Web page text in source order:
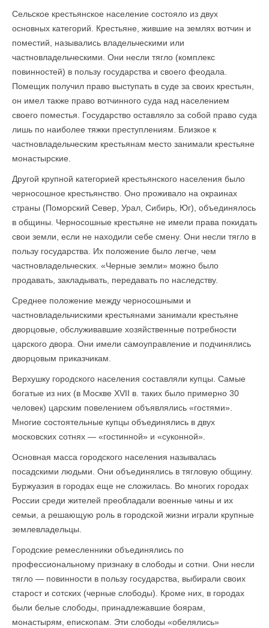
Сельское крестьянское население состояло из двух
основных категорий. Крестьяне, жившие на землях вотчин и
поместий, назывались владельческими или
частновладельческими. Они несли тягло (комплекс
повинностей) в пользу государства и своего феодала.
Помещик получил право выступать в суде за своих крестьян,
он имел также право вотчинного суда над населением
своего поместья. Государство оставляло за собой право суда
лишь по наиболее тяжки преступлениям. Близкое к
частновладельческим крестьянам место занимали крестьяне
монастырские.
Другой крупной категорией крестьянского населения было
черносошное крестьянство. Оно проживало на окраинах
страны (Поморский Север, Урал, Сибирь, Юг), объединялось
в общины. Черносошные крестьяне не имели права покидать
свои земли, если не находили себе смену. Они несли тягло в
пользу государства. Их положение было легче, чем
частновладельческих. «Черные земли» можно было
продавать, закладывать, передавать по наследству.
Среднее положение между черносошными и
частновладельчискими крестьянами занимали крестьяне
дворцовые, обслуживавшие хозяйственные потребности
царского двора. Они имели самоуправление и подчинялись
дворцовым приказчикам.
Верхушку городского населения составляли купцы. Самые
богатые из них (в Москве XVII в. таких было примерно 30
человек) царским повелением объявлялись «гостями».
Многие состоятельные купцы объединялись в двух
московских сотнях — «гостинной» и «суконной».
Основная масса городского населения называлась
посадскими людьми. Они объединялись в тягловую общину.
Буржуазия в городах еще не сложилась. Во многих городах
России среди жителей преобладали военные чины и их
семьи, а решающую роль в городской жизни играли крупные
землевладельцы.
Городские ремесленники объединялись по
профессиональному признаку в слободы и сотни. Они несли
тягло — повинности в пользу государства, выбирали своих
старост и сотских (черные слободы). Кроме них, в городах
были белые слободы, принадлежавшие боярам,
монастырям, епископам. Эти слободы «обелялись»